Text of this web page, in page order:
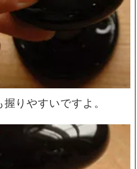
りやすいですよ。